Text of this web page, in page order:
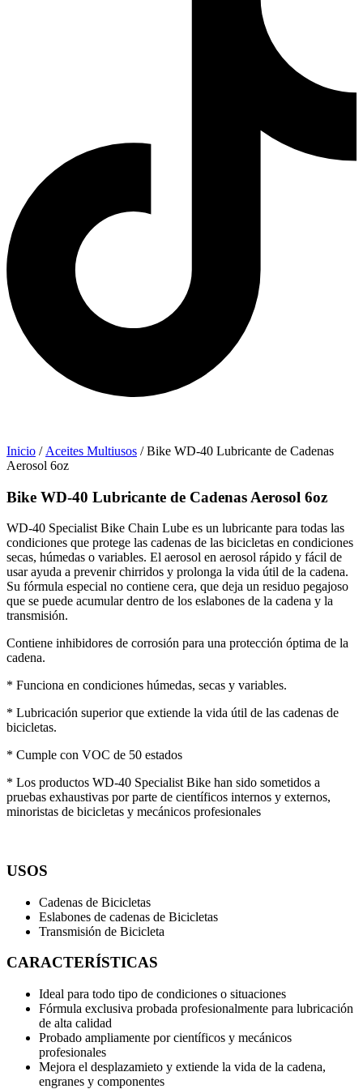
Inicio / Aceites Multiusos / Bike WD-40 Lubricante de Cadenas
Aerosol 6oz
Bike WD-40 Lubricante de Cadenas Aerosol 6oz
WD-40 Specialist Bike Chain Lube es un lubricante para todas las
condiciones que protege las cadenas de las bicicletas en condiciones
secas, húmedas o variables. El aerosol en aerosol rápido y fácil de
usar ayuda a prevenir chirridos y prolonga la vida útil de la cadena.
Su fórmula especial no contiene cera, que deja un residuo pegajoso
que se puede acumular dentro de los eslabones de la cadena y la
transmisión.
Contiene inhibidores de corrosión para una protección óptima de la
cadena.
* Funciona en condiciones húmedas, secas y variables.
* Lubricación superior que extiende la vida útil de las cadenas de
bicicletas.
* Cumple con VOC de 50 estados
* Los productos WD-40 Specialist Bike han sido sometidos a
pruebas exhaustivas por parte de científicos internos y externos,
minoristas de bicicletas y mecánicos profesionales
USOS
Cadenas de Bicicletas
Eslabones de cadenas de Bicicletas
Transmisión de Bicicleta
CARACTERÍSTICAS
Ideal para todo tipo de condiciones o situaciones
Fórmula exclusiva probada profesionalmente para lubricación
de alta calidad
Probado ampliamente por científicos y mecánicos
profesionales
Mejora el desplazamieto y extiende la vida de la cadena,
engranes y componentes